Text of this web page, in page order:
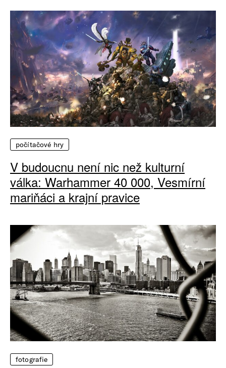
počítačové hry
V budoucnu není nic než kulturní
válka: Warhammer 40 000, Vesmírní
mariňáci a krajní pravice
fotografie